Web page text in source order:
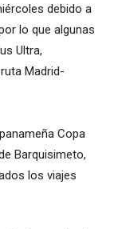
debido a
lo que algunas
Ultra,
Madrid-
Copa
Barquisimeto,
los viajes